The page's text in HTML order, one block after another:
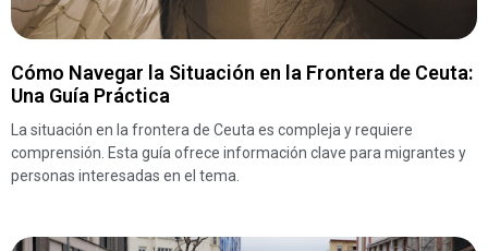
Cómo Navegar la Situación en la Frontera de Ceuta:
Una Guía Práctica
La situación en la frontera de Ceuta es compleja y requiere
comprensión. Esta guía ofrece información clave para migrantes y
personas interesadas en el tema.